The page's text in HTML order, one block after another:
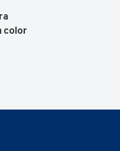
color